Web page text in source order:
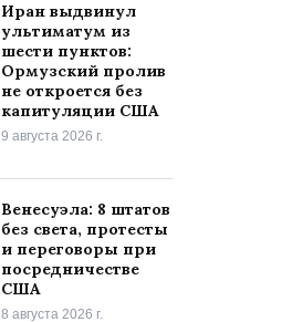
Иран выдвинул
ультиматум из
шести пунктов:
Ормузский пролив
не откроется без
капитуляции США
9 августа 2026 г.
Венесуэла: 8 штатов
без света, протесты
и переговоры при
посредничестве
США
8 августа 2026 г.